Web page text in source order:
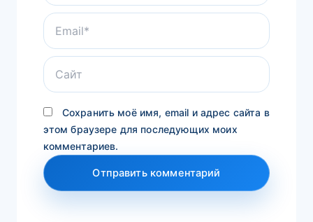
Email*
Сайт
Сохранить моё имя, email и адрес сайта в
этом браузере для последующих моих
комментариев.